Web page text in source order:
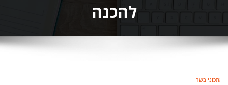
להכנה
מתכוני בשר